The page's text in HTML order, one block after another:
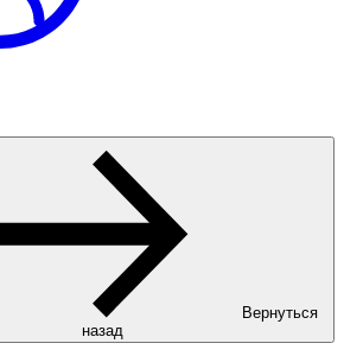
Вернуться
назад